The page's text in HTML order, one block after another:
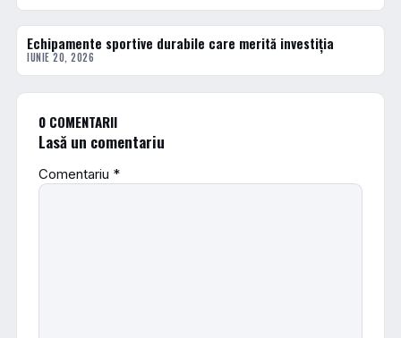
ACTUALE
Echipamente sportive durabile care merită investiția
IUNIE 20, 2026
0 COMENTARII
Lasă un comentariu
Comentariu *